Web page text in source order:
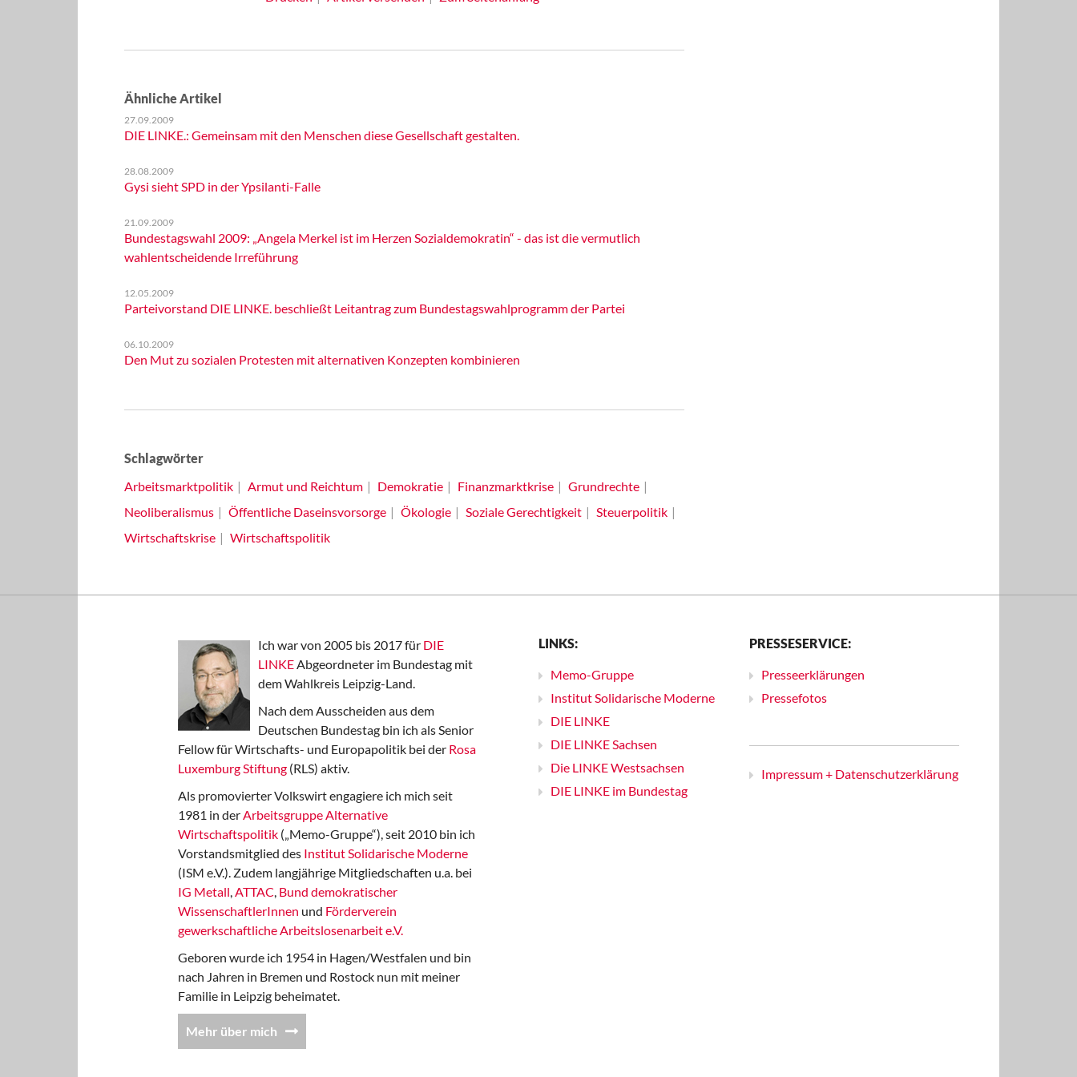
Ähnliche Artikel
27.09.2009
DIE LINKE.: Gemeinsam mit den Menschen diese Gesellschaft gestalten.
28.08.2009
Gysi sieht SPD in der Ypsilanti-Falle
21.09.2009
Bundestagswahl 2009: „Angela Merkel ist im Herzen Sozialdemokratin“ - das ist die vermutlich
wahlentscheidende Irreführung
12.05.2009
Parteivorstand DIE LINKE. beschließt Leitantrag zum Bundestagswahlprogramm der Partei
06.10.2009
Den Mut zu sozialen Protesten mit alternativen Konzepten kombinieren
Schlagwörter
Arbeitsmarktpolitik
Armut und Reichtum Demokratie Finanzmarktkrise
Grundrechte
Neoliberalismus
Öffentliche Daseinsvorsorge Ökologie Soziale Gerechtigkeit
Steuerpolitik
Wirtschaftskrise
Wirtschaftspolitik
Ich war von 2005 bis 2017 für DIE
LINKEAbgeordneter im Bundestag mit
dem Wahlkreis Leipzig-Land.
Nach dem Ausscheiden aus dem
Deutschen Bundestag bin ich als Senior
Fellow für Wirtschafts- und Europapolitik bei der Rosa
Luxemburg Stiftung (RLS) aktiv.
Als promovierter Volkswirt engagiere ich mich seit
1981 in derArbeitsgruppe Alternative
Wirtschaftspolitik („Memo-Gruppe“), seit 2010 bin ich
Vorstandsmitglied des Institut Solidarische Moderne
(ISM e.V.). Zudem langjährige Mitgliedschaften u.a. bei
IG Metall,ATTAC, Bund demokratischer
WissenschaftlerInnen und Förderverein
gewerkschaftliche Arbeitslosenarbeit e.V.
Geboren wurde ich 1954 in Hagen/Westfalen und bin
nach Jahren in Bremen und Rostock nun mit meiner
Familie in Leipzig beheimatet.
Mehr über mich
LINKS:
Memo-Gruppe
Institut Solidarische Moderne
DIE LINKE
DIE LINKE Sachsen
Die LINKE Westsachsen
DIE LINKE im Bundestag
PRESSESERVICE:
Presseerklärungen
Pressefotos
Impressum + Datenschutzerklärung